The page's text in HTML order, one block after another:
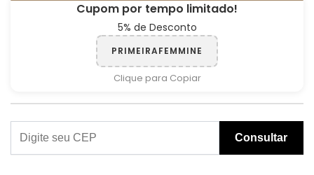
Cupom por tempo limitado!
5% de Desconto
PRIMEIRAFEMMINE
Clique para Copiar
Consultar